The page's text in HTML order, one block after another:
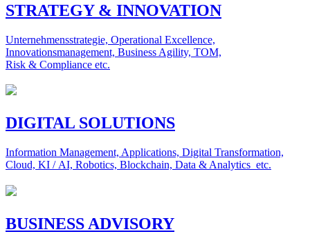
STRATEGY & INNOVATION
Unternehmensstrategie, Operational Excellence,
Innovationsmanagement, Business Agility, TOM,
Risk & Compliance etc.
DIGITAL SOLUTIONS
Information Management, Applications, Digital Transformation,
Cloud, KI / AI, Robotics, Blockchain, Data & Analytics etc.
BUSINESS ADVISORY